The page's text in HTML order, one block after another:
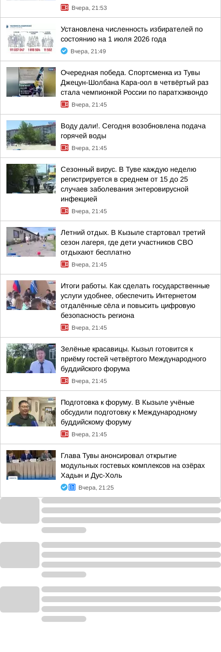
Вчера, 21:53
Установлена численность избирателей по
состоянию на 1 июля 2026 года
Вчера, 21:49
Очередная победа. Спортсменка из Тувы
Джецун-Шолбана Кара-оол в четвёртый раз
стала чемпионкой России по паратхэквондо
Вчера, 21:45
Воду дали!. Сегодня возобновлена подача
горячей воды
Вчера, 21:45
Сезонный вирус. В Туве каждую неделю
регистрируется в среднем от 15 до 25
случаев заболевания энтеровирусной
инфекцией
Вчера, 21:45
Летний отдых. В Кызыле стартовал третий
сезон лагеря, где дети участников СВО
отдыхают бесплатно
Вчера, 21:45
Итоги работы. Как сделать государственные
услуги удобнее, обеспечить Интернетом
отдалённые сёла и повысить цифровую
безопасность региона
Вчера, 21:45
Зелёные красавицы. Кызыл готовится к
приёму гостей четвёртого Международного
буддийского форума
Вчера, 21:45
Подготовка к форуму. В Кызыле учёные
обсудили подготовку к Международному
буддийскому форуму
Вчера, 21:45
Глава Тувы анонсировал открытие
модульных гостевых комплексов на озёрах
Хадын и Дус-Холь
Вчера, 21:25